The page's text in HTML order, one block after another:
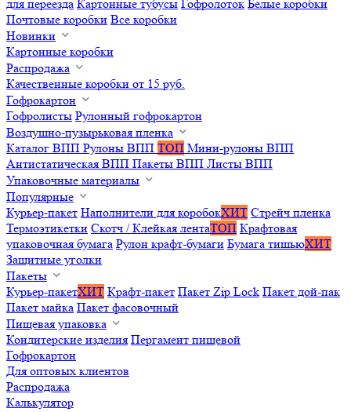
для переезда Картонные тубусы Гофролоток Белые коробки
Почтовые коробки Все коробки
Новинки
Картонные коробки
Распродажа
Качественные коробки от 15 руб.
Гофрокартон
Гофролисты Рулонный гофрокартон
Воздушно-пузырьковая пленка
Каталог ВПП Рулоны ВПП ТОП Мини-рулоны ВПП
Антистатическая ВПП Пакеты ВПП Листы ВПП
Упаковочные материалы
Популярные
Курьер-пакет Наполнители для коробокХИТ Стрейч пленка
Термоэтикетки Скотч / Клейкая лентаТОП Крафтовая
упаковочная бумага Рулон крафт-бумаги Бумага тишьюХИТ
Защитные уголки
Пакеты
Курьер-пакетХИТ Крафт-пакет Пакет Zip Lock Пакет дой-пак
Пакет майка Пакет фасовочный
Пищевая упаковка
Кондитерские изделия Пергамент пищевой
Гофрокартон
Для оптовых клиентов
Распродажа
Калькулятор